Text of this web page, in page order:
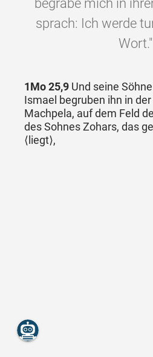
begrabe mich in
sprach: Ich werde
Wort."
1Mo 25,9 Und seine
Ismael begruben ihn in
Machpela, auf dem Feld
des Sohnes Zohars, das
⟨liegt⟩,